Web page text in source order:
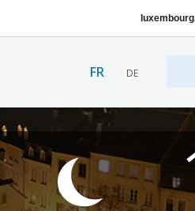
FR DE